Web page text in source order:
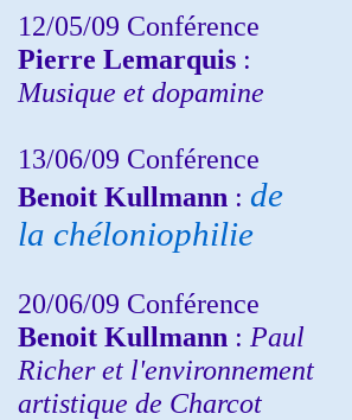
12/05/09 Conférence
Pierre Lemarquis :
Musique et dopamine
13/06/09 Conférence
Benoit Kullmann : de
la chéloniophilie
20/06/09 Conférence
Benoit Kullmann : Paul
Richer et l'environnement
artistique de Charcot